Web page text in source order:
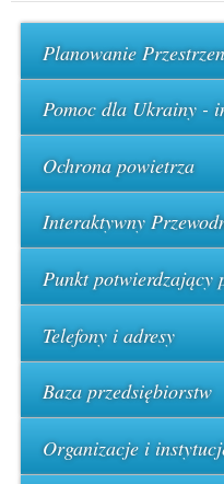
Planowanie
Pomoc dla Ukrainy -
Ochrona powietrza
Interaktywny
Punkt potwierdzający
Telefony i adresy
Baza przedsiębiorstw
Organizacje i